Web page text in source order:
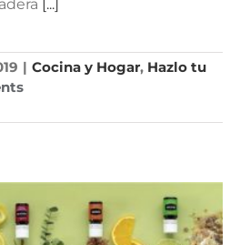
[...]
| Cocina y Hogar, Hazlo tu